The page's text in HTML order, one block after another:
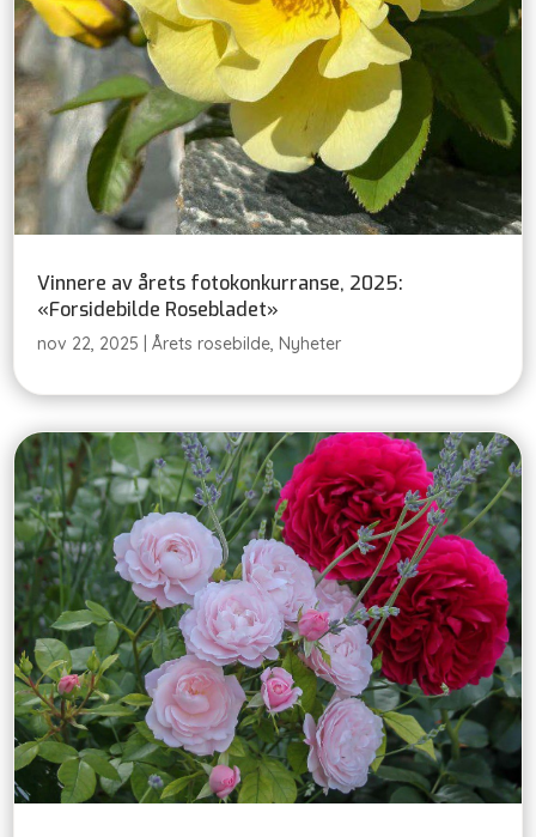
Vinnere av årets fotokonkurranse, 2025:
«Forsidebilde Rosebladet»
nov 22, 2025 |Årets rosebilde,Nyheter